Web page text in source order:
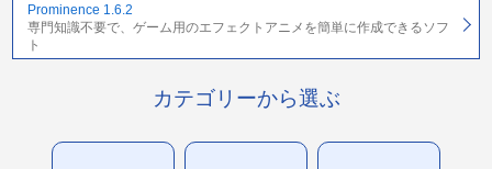
Prominence 1.6.2
専門知識不要で、ゲーム用のエフェクトアニメを簡単に作成できるソフ
ト
カテゴリーから選ぶ